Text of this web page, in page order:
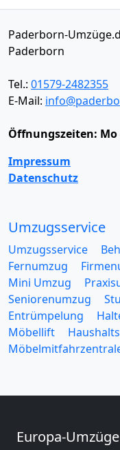
Paderborn-
Paderborn
Tel.: 01579-2482355
E-Mail:
Öffnungszeiten: Mo
Impressum
Datenschutz
Umzugsservice
Umzugsservice
Fernumzug
Mini Umzug
Seniorenumzug
Entrümpelung
Möbellift
Europa-Umzüge